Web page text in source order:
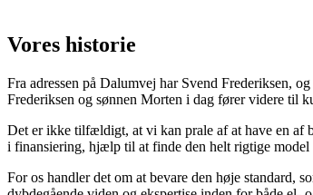
Vores historie
Fra adressen på Dalumvej har Svend Frederiksen,
Frederiksen og sønnen Morten i dag fører videre til
Det er ikke tilfældigt, at vi kan prale af at have en af
i finansiering, hjælp til at finde den helt rigtige
For os handler det om at bevare den høje standard,